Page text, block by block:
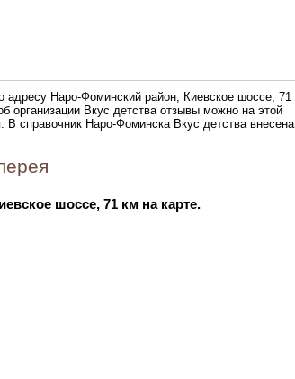
адресу Наро-Фоминский район, Киевское шоссе, 71
организации Вкус детства отзывы можно на этой
справочник Наро-Фоминска Вкус детства внесена
шоссе, 71 км на карте.